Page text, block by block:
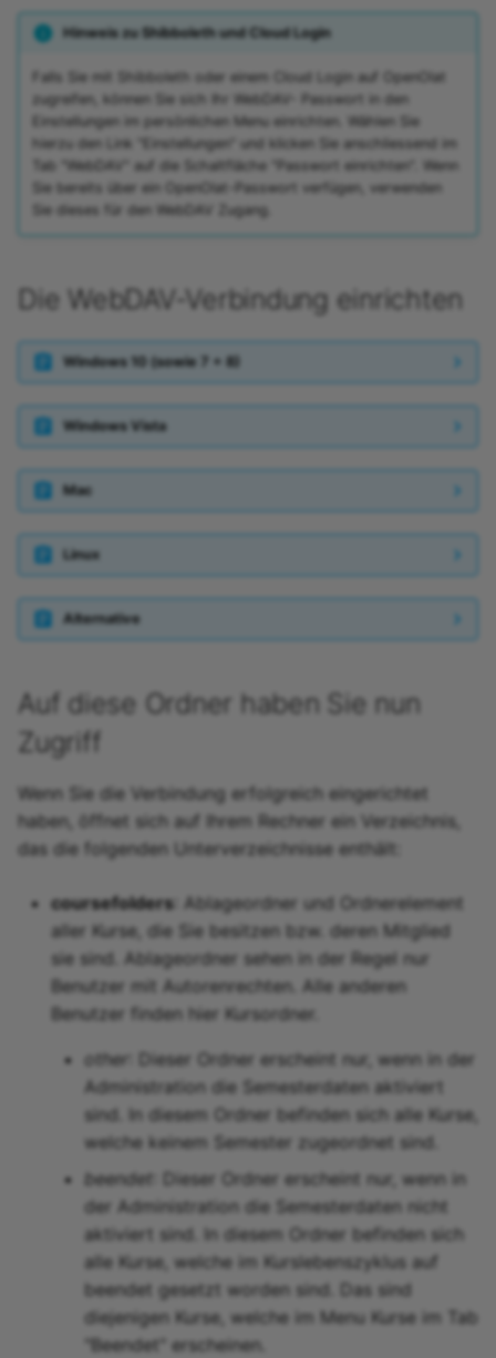
Hinweis zu Shibboleth und Cloud Login
Falls Sie mit Shibboleth oder einem Cloud Login auf OpenOlat
zugreifen, können Sie sich Ihr WebDAV- Passwort in den
Einstellungen im persönlichen Menu einrichten. Wählen Sie
hierzu den Link "Einstellungen" und klicken Sie anschliessend im
Tab "WebDAV" auf die Schaltfläche "Passwort einrichten". Wenn
Sie bereits über ein OpenOlat-Passwort verfügen, verwenden
Sie dieses für den WebDAV Zugang.
Die WebDAV-Verbindung einrichten
Windows 10 (sowie 7 + 8)
Windows Vista
Mac
Linux
Alternative
Auf diese Ordner haben Sie nun
Zugriff
Wenn Sie die Verbindung erfolgreich eingerichtet
haben, öffnet sich auf Ihrem Rechner ein Verzeichnis,
das die folgenden Unterverzeichnisse enthält:
coursefolders: Ablageordner und Ordnerelement
aller Kurse, die Sie besitzen bzw. deren Mitglied
sie sind. Ablageordner sehen in der Regel nur
Benutzer mit Autorenrechten. Alle anderen
Benutzer finden hier Kursordner.
other : Dieser Ordner erscheint nur, wenn in der
Administration die Semesterdaten aktiviert
sind. In diesem Ordner befinden sich alle Kurse,
welche keinem Semester zugeordnet sind.
beendet : Dieser Ordner erscheint nur, wenn in
der Administration die Semesterdaten nicht
aktiviert sind. In diesem Ordner befinden sich
alle Kurse, welche im Kurslebenszyklus auf
beendet gesetzt worden sind. Das sind
diejenigen Kurse, welche im Menu Kurse im Tab
"Beendet" erscheinen.